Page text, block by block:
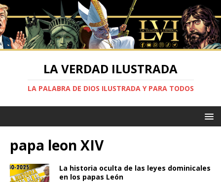
LA VERDAD ILUSTRADA
LA PALABRA DE DIOS ILUSTRADA Y PARA TODOS
papa leon XIV
La historia oculta de las leyes dominicales
en los papas León